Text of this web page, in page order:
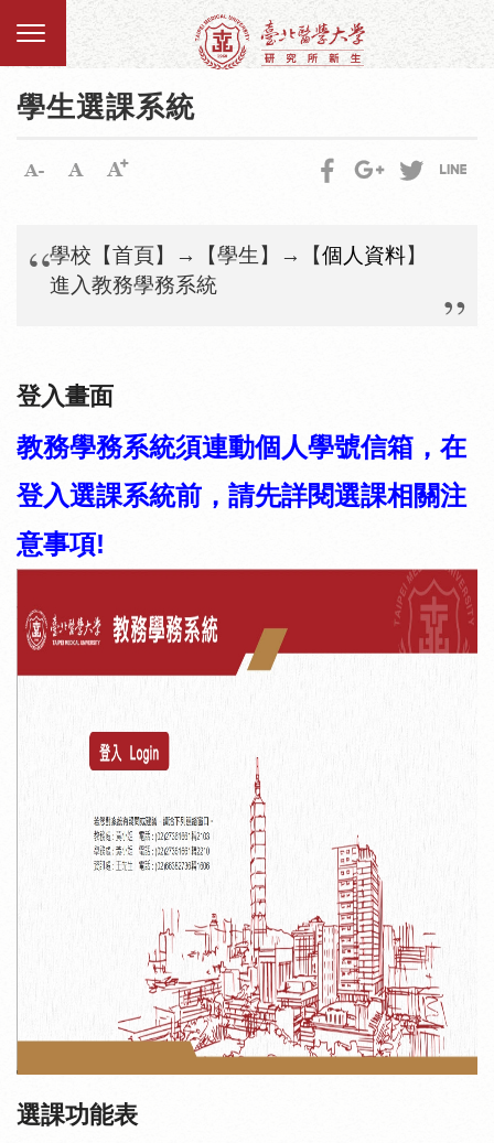
學生選課系統
學校【首頁】 → 【學生】 → 【個人資料】
進入教務學務系統
登入畫面
教務學務系統須連動個人學號信箱，在
登入選課系統前，請先詳閱選課相關注
意事項!
選課功能表